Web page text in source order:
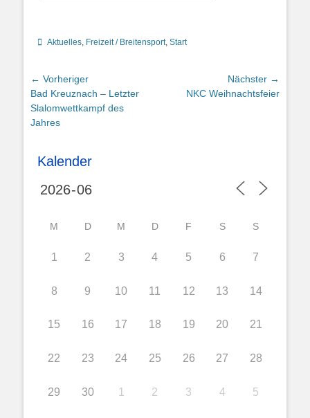
Kategorien
Aktuelles, Freizeit / Breitensport, Start
Beitragsnavigation
← Vorheriger
Vorheriger
Beitrag:
Bad Kreuznach – Letzter
Slalomwettkampf des
Jahres
Nächster →
NächsterNKC Weihnachtsfeier
Kalender
M D M D F S S
1 2 3 4 5 6 7
8 9 10 11 12 13 14
15 16 17 18 19 20 21
22 23 24 25 26 27 28
29 30 1 2 3 4 5